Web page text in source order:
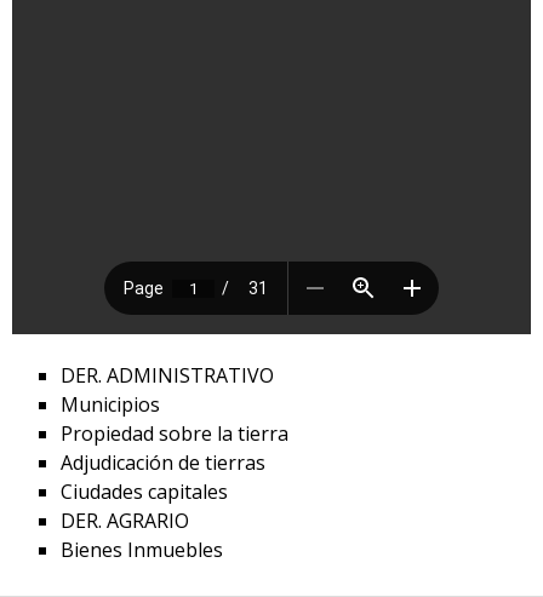
DER. ADMINISTRATIVO
Municipios
Propiedad sobre la tierra
Adjudicación de tierras
Ciudades capitales
DER. AGRARIO
Bienes Inmuebles